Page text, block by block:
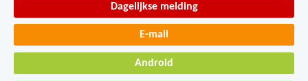
Dagelijkse melding
E-mail
Android